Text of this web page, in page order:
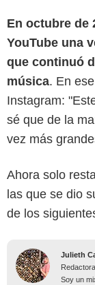
En octubre de
YouTube una
que continuó
música. En
Instagram:
sé que de la
vez más
Ahora solo
las que se dio
de los
Julieth
Redactora
Soy un